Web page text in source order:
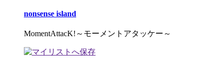
nonsense island
MomentAttacK!～モーメントアタッケー～